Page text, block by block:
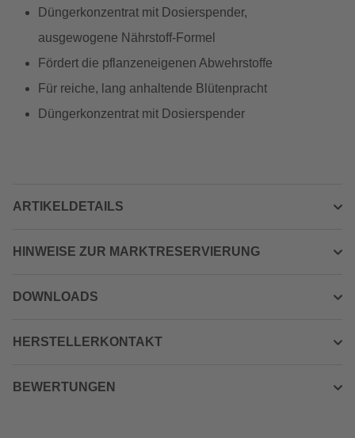
Düngerkonzentrat mit Dosierspender,
ausgewogene Nährstoff-Formel
Fördert die pflanzeneigenen Abwehrstoffe
Für reiche, lang anhaltende Blütenpracht
Düngerkonzentrat mit Dosierspender
ARTIKELDETAILS
HINWEISE ZUR MARKTRESERVIERUNG
DOWNLOADS
HERSTELLERKONTAKT
BEWERTUNGEN